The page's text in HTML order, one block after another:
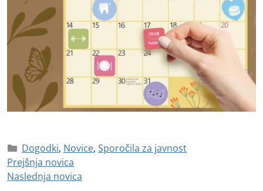
Dogodki, Novice, Sporočila za javnost
Prejšnja novica
Naslednja novica